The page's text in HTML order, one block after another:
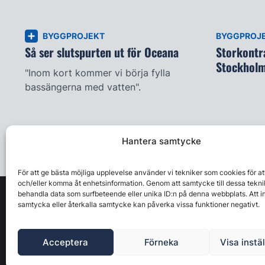
Hantera samtycke
För att ge bästa möjliga upplevelse använder vi tekniker som cookies för
och/eller komma åt enhetsinformation. Genom att samtycke till dessa
behandla data som surfbeteende eller unika ID:n på denna webbplats. Att
samtycka eller återkalla samtycke kan påverka vissa funktioner negativt.
Acceptera Förneka Visa
BYGGPROJEKT
Så ser slutspurten ut för Oceana
"Inom kort kommer vi börja fylla
bassängerna med vatten".